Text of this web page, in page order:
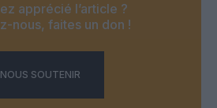
apprécié l’article ?
nous, faites un don !
NOUS SOUTENIR